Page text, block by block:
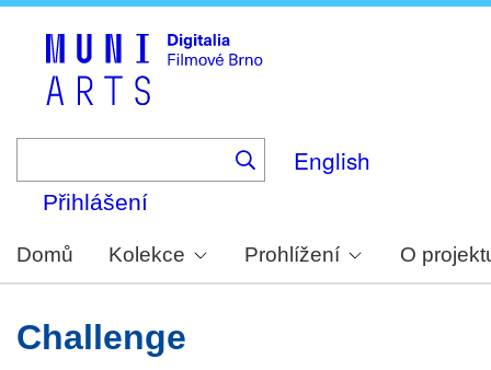
English
Přihlášení
Domů Kolekce Prohlížení O
Challenge